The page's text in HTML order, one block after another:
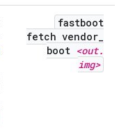
fastboot
fetch vendor_
boot <out.
img>